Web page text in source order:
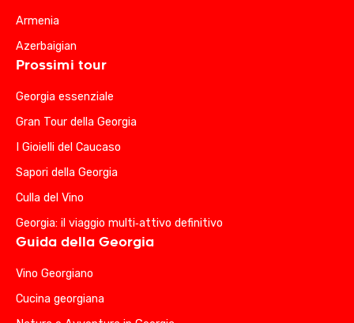
Armenia
Azerbaigian
Prossimi tour
Georgia essenziale
Gran Tour della Georgia
I Gioielli del Caucaso
Sapori della Georgia
Culla del Vino
Georgia: il viaggio multi‑attivo definitivo
Guida della Georgia
Vino Georgiano
Cucina georgiana